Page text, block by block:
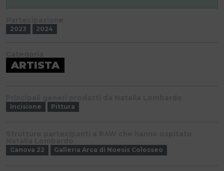
2023 2024
ARTISTA
Incisione Pittura
Canova 22 Galleria Arca di Noesis Colosseo